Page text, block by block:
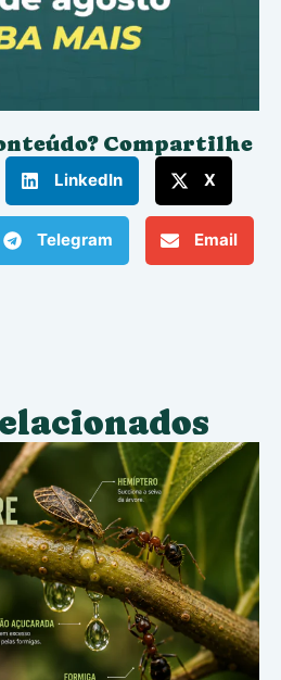
Compartilhe
LinkedIn X
Telegram Email